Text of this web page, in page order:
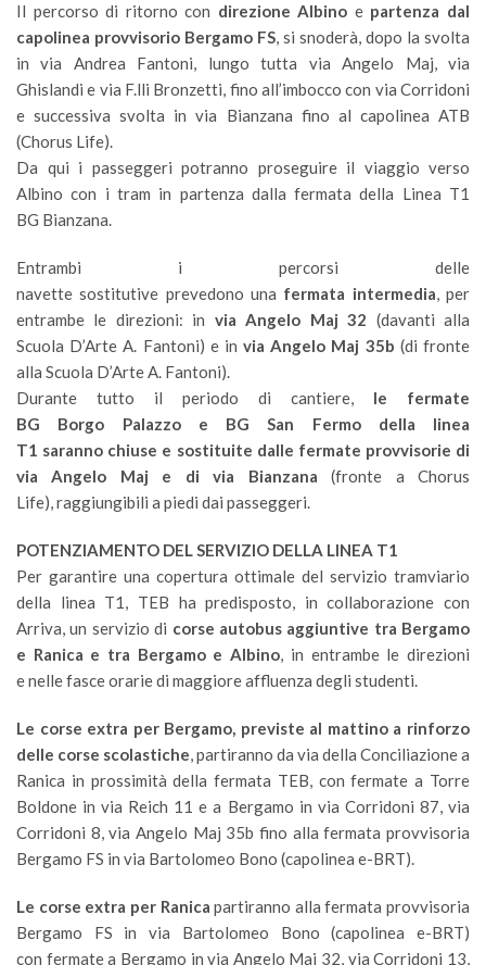
Il percorso di ritorno con direzione Albino e partenza dal
capolinea provvisorio Bergamo FS, si snoderà, dopo la svolta
in via Andrea Fantoni, lungo tutta via Angelo Maj, via
Ghislandi e via F.lli Bronzetti, fino all’imbocco con via Corridoni
e successiva svolta in via Bianzana fino al capolinea ATB
(Chorus Life).
Da qui i passeggeri potranno proseguire il viaggio verso
Albino con i tram in partenza dalla fermata della Linea T1
BG Bianzana.
Entrambi i percorsi delle
navette sostitutive prevedono una fermata intermedia, per
entrambe le direzioni: in via Angelo Maj 32 (davanti alla
Scuola D’Arte A. Fantoni) e in via Angelo Maj 35b (di fronte
alla Scuola D’Arte A. Fantoni).
Durante tutto il periodo di cantiere, le fermate
BG Borgo Palazzo e BG San Fermo della linea
T1 saranno chiuse e sostituite dalle fermate provvisorie di
via Angelo Maj e di via Bianzana(fronte a Chorus
Life), raggiungibili a piedi dai passeggeri.
POTENZIAMENTO DEL SERVIZIO DELLA LINEA T1
Per garantire una copertura ottimale del servizio tramviario
della linea T1, TEB ha predisposto, in collaborazione con
Arriva, un servizio di corse autobus aggiuntive tra Bergamo
e Ranica e tra Bergamo e Albino, in entrambe le direzioni
e nelle fasce orarie di maggiore affluenza degli studenti.
Le corse extra per Bergamo, previste al mattino a rinforzo
delle corse scolastiche, partiranno da via della Conciliazione a
Ranica in prossimità della fermata TEB, con fermate a Torre
Boldone in via Reich 11 e a Bergamo in via Corridoni 87, via
Corridoni 8, via Angelo Maj 35b fino alla fermata provvisoria
Bergamo FS in via Bartolomeo Bono (capolinea e-BRT).
Le corse extra per Ranica partiranno alla fermata provvisoria
Bergamo FS in via Bartolomeo Bono (capolinea e-BRT)
con fermate a Bergamo in via Angelo Maj 32, via Corridoni 13,